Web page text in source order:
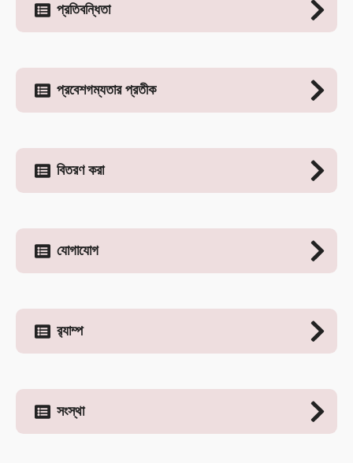
প্রতিবন্ধিতা
প্রবেশগম্যতার প্রতীক
বিতরণ করা
যোগাযোগ
র‍্যাম্প
সংস্থা